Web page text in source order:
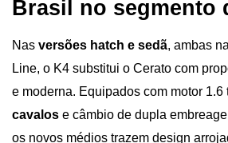
Brasil no segmento
Nas versões hatch e sedã, ambas
Line, o K4 substitui o Cerato com
e moderna. Equipados com motor 1.6
cavalos e câmbio de dupla
os novos médios trazem design